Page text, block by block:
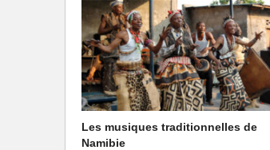
Les musiques traditionnelles de
Namibie